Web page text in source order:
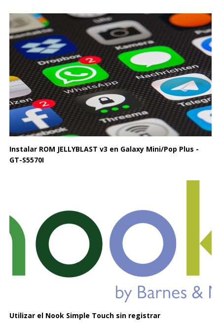
Instalar ROM JELLYBLAST v3 en Galaxy Mini/Pop Plus -
GT-S5570I
Utilizar el Nook Simple Touch sin registrar